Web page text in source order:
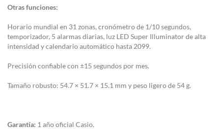
Otras funciones:
Horario mundial en 31 zonas, cronómetro de 1/10 segundos,
temporizador, 5 alarmas diarias, luz LED Super Illuminator de alta
intensidad y calendario automático hasta 2099.
Precisión confiable con ±15 segundos por mes.
Tamaño robusto: 54.7 × 51.7 × 15.1 mm y peso ligero de 54 g.
Garantía: 1 año oficial Casio.